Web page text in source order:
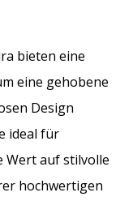
bieten eine
eine gehobene
Design
ideal für
Wert auf stilvolle
hochwertigen